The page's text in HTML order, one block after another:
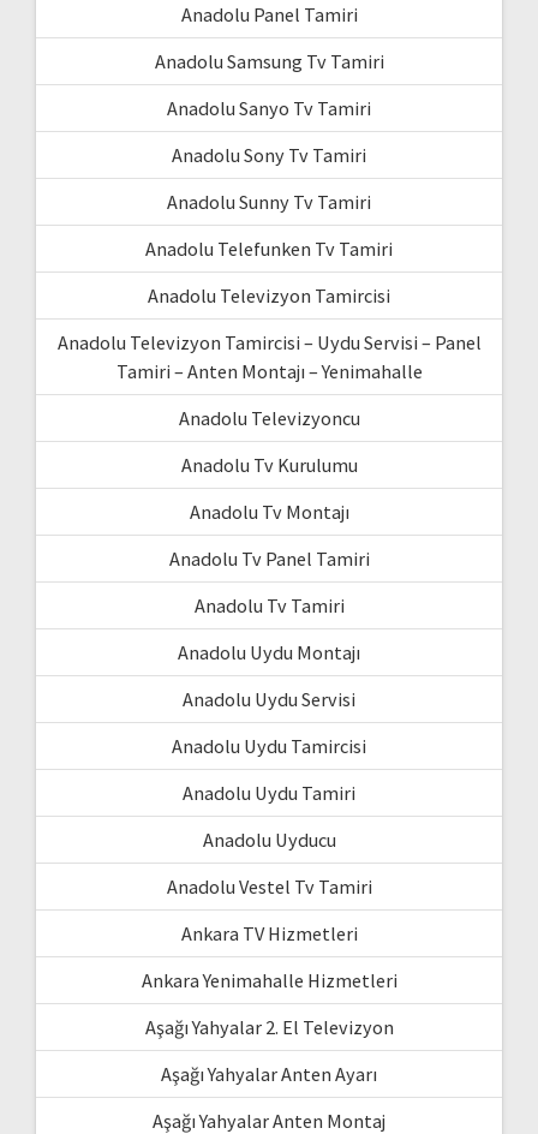
Anadolu Panel Tamiri
Anadolu Samsung Tv Tamiri
Anadolu Sanyo Tv Tamiri
Anadolu Sony Tv Tamiri
Anadolu Sunny Tv Tamiri
Anadolu Telefunken Tv Tamiri
Anadolu Televizyon Tamircisi
Anadolu Televizyon Tamircisi – Uydu Servisi – Panel
Tamiri – Anten Montajı – Yenimahalle
Anadolu Televizyoncu
Anadolu Tv Kurulumu
Anadolu Tv Montajı
Anadolu Tv Panel Tamiri
Anadolu Tv Tamiri
Anadolu Uydu Montajı
Anadolu Uydu Servisi
Anadolu Uydu Tamircisi
Anadolu Uydu Tamiri
Anadolu Uyducu
Anadolu Vestel Tv Tamiri
Ankara TV Hizmetleri
Ankara Yenimahalle Hizmetleri
Aşağı Yahyalar 2. El Televizyon
Aşağı Yahyalar Anten Ayarı
Aşağı Yahyalar Anten Montaj